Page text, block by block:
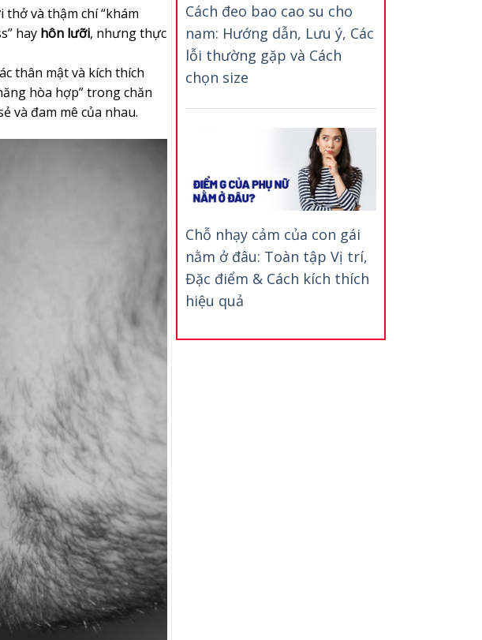
và thậm chí “khám
hay hôn lưỡi, nhưng thực
thân mật và kích thích
hòa hợp” trong chăn
và đam mê của nhau.
Cách đeo bao cao su cho
nam: Hướng dẫn, Lưu ý, Các
lỗi thường gặp và Cách
chọn size
Chỗ nhạy cảm của con gái
nằm ở đâu: Toàn tập Vị trí,
Đặc điểm & Cách kích thích
hiệu quả